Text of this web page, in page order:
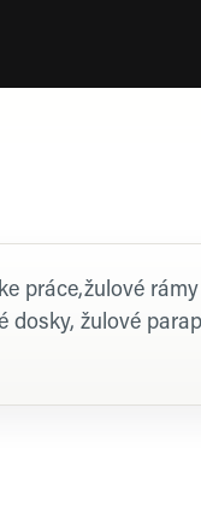
práce,žulové
dosky, žulové